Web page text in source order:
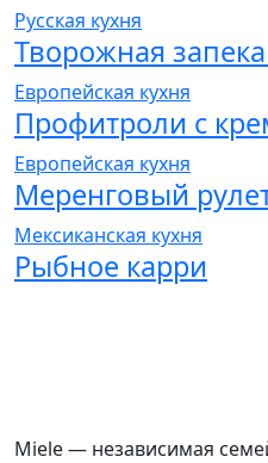
Русская кухня
Творожная
Европейская кухня
Профитроли с
Европейская кухня
Меренговый
Мексиканская кухня
Рыбное карри
Miele — независимая